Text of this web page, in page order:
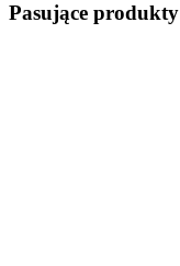
Pasujące produkty